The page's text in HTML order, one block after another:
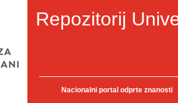
Repozitorij
Nacionalni portal odprte znanosti